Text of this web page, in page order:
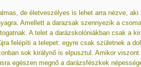
de életveszélyes is lehet arra nézve, aki
Amellett a darazsak szennyezik a
A telet a darázskolóniákban csak a
felépíti a telepet: egyre csak születnek a
sok királynő is elpusztul. Amikor viszont
egészen megnő a darázsfészkek